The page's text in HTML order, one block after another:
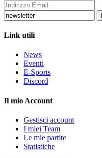
Link utili
News
Eventi
E-Sports
Discord
Il mio Account
Gestisci account
I miei Team
Le mie partite
Statistiche